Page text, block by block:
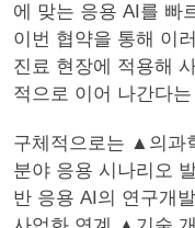
에 맞는 응용 AI를 빠
이번 협약을 통해 이
진료 현장에 적용해
적으로 이어 나간다
구체적으로는 ▲의과
분야 응용 시나리오
반 응용 AI의 연구개